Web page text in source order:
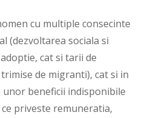
cu multiple consecinte
(dezvoltarea sociala si
cat si tarii de
de migranti), cat si in
beneficii indisponibile
priveste remuneratia,